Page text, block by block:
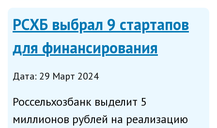
границах сельскохозяйственных
угоди...
РСХБ выбрал 9 стартапов
для финансирования
Дата: 29 Март 2024
Россельхозбанк выделит 5
миллионов рублей на реализацию